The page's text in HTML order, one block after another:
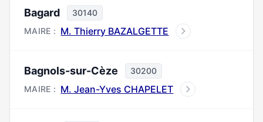
Bagard
30140
MAIRE : M. Thierry BAZALGETTE
Bagnols-sur-Cèze
30200
MAIRE : M. Jean-Yves CHAPELET